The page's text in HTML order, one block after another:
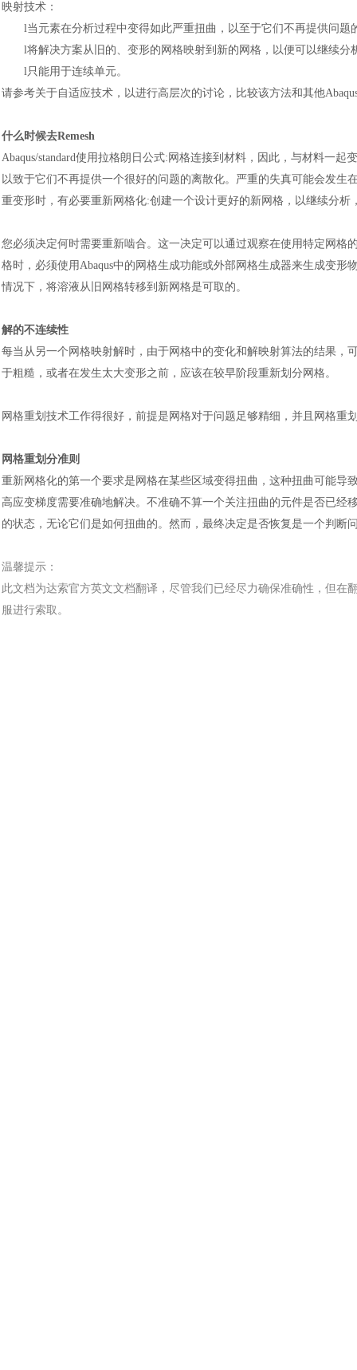
映射技术 ：
l当元素在分析过程中变得如此严重扭曲，以至于它们不再提供问题
l将解决方案从旧的、变形的网格映射到新的网格，以便可以继续分
l只能用于连续单元。
请参考关于自适应技术，以进行高层次的讨论，比较该方法和其他
什么时候去Remesh
Abaqus/standard使用拉格朗日公式:网格连接到材料，因此，与材料一
以致于它们不再提供一个很好的问题的离散化。严重的失真可能会发
重变形时，有必要重新网格化:创建一个设计更好的新网格，以继续分
您必须决定何时需要重新啮合。这一决定可以通过观察在使用特定网
格时，必须使用Abaqus中的网格生成功能或外部网格生成器来生成变
情况下，将溶液从旧网格转移到新网格是可取的。
解的不连续性
每当从另一个网格映射解时，由于网格中的变化和解映射算法的结果
于粗糙，或者在发生太大变形之前，应该在较早阶段重新划分网格。
网格重划技术工作得很好，前提是网格对于问题足够精细，并且网格重
网格重划分准则
重新网格化的第一个要求是网格在某些区域变得扭曲，这种扭曲可能
高应变梯度需要准确地解决。不准确不算一个关注扭曲的元件是否已经
的状态，无论它们是如何扭曲的。然而，最终决定是否恢复是一个判断
温馨提示：
此文档为达索官方英文文档翻译，尽管我们已经尽力确保准确性，但在
服进行索取。